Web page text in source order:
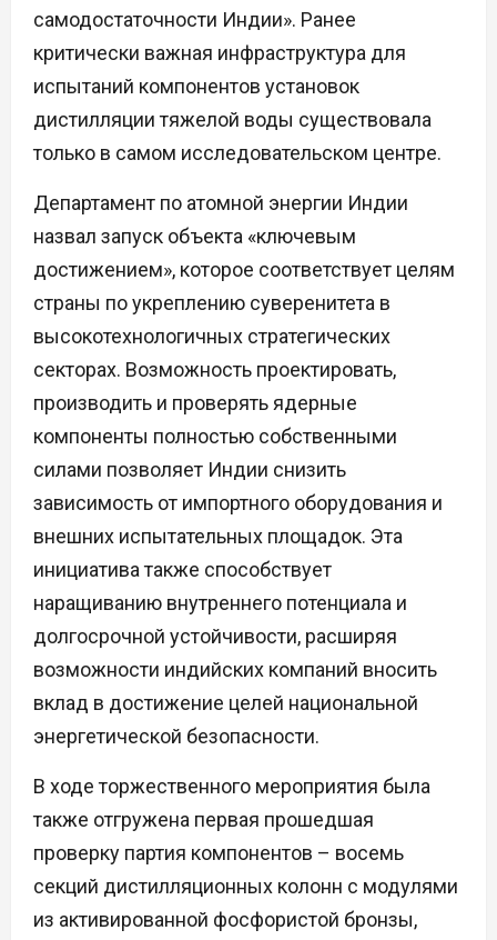
самодостаточности Индии». Ранее
критически важная инфраструктура для
испытаний компонентов установок
дистилляции тяжелой воды существовала
только в самом исследовательском центре.
Департамент по атомной энергии Индии
назвал запуск объекта «ключевым
достижением», которое соответствует целям
страны по укреплению суверенитета в
высокотехнологичных стратегических
секторах. Возможность проектировать,
производить и проверять ядерные
компоненты полностью собственными
силами позволяет Индии снизить
зависимость от импортного оборудования и
внешних испытательных площадок. Эта
инициатива также способствует
наращиванию внутреннего потенциала и
долгосрочной устойчивости, расширяя
возможности индийских компаний вносить
вклад в достижение целей национальной
энергетической безопасности.
В ходе торжественного мероприятия была
также отгружена первая прошедшая
проверку партия компонентов – восемь
секций дистилляционных колонн с модулями
из активированной фосфористой бронзы,